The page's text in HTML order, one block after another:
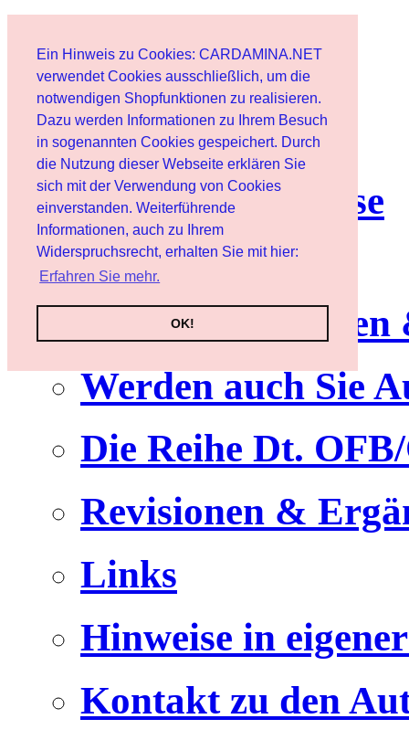
Ein Hinweis zu Cookies: CARDAMINA.NET
verwendet Cookies ausschließlich, um die
notwendigen Shopfunktionen zu realisieren.
Dazu werden Informationen zu Ihrem Besuch
in sogenannten Cookies gespeichert. Durch
die Nutzung dieser Webseite erklären Sie
sich mit der Verwendung von Cookies
einverstanden. Weiterführende
Informationen, auch zu Ihrem
Widerspruchsrecht, erhalten Sie mit hier:
Erfahren Sie mehr.
OK!
Benutzer
Newsletter
Nutzungshinweise
Service
Werden auch Sie
Die Reihe Dt.
Revisionen &
Links
Hinweise in
Kontakt zu den